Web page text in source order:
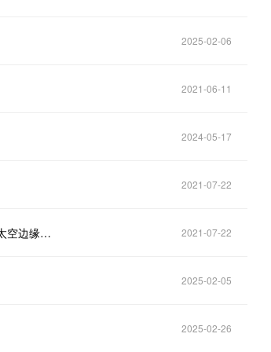
2025-02-06
2021-06-11
2024-05-17
2021-07-22
贝索斯花1.8亿完成11分钟太空旅行，马斯克发表情包调侃：他只是到太空边缘一游 2021-07-22
2025-02-05
2025-02-26